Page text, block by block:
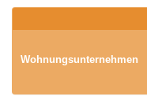
Wohnungsunternehmen